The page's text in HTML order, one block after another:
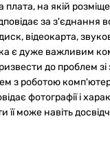
на якій
за з'єднання
відеокарта,
є дуже важливим
до проблем
з роботою
фотографії і
її може навіть